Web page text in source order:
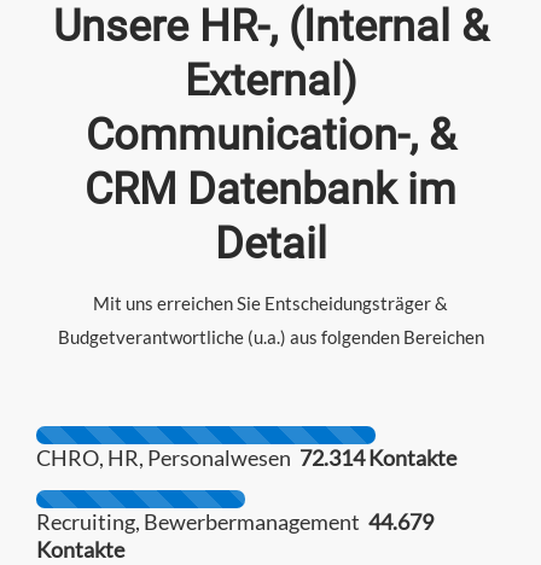
Unsere HR-, (Internal &
External)
Communication-, &
CRM Datenbank im
Detail
Mit uns erreichen Sie Entscheidungsträger &
Budgetverantwortliche (u.a.) aus folgenden Bereichen
CHRO, HR, Personalwesen 72.314 Kontakte
Recruiting, Bewerbermanagement 44.679
Kontakte